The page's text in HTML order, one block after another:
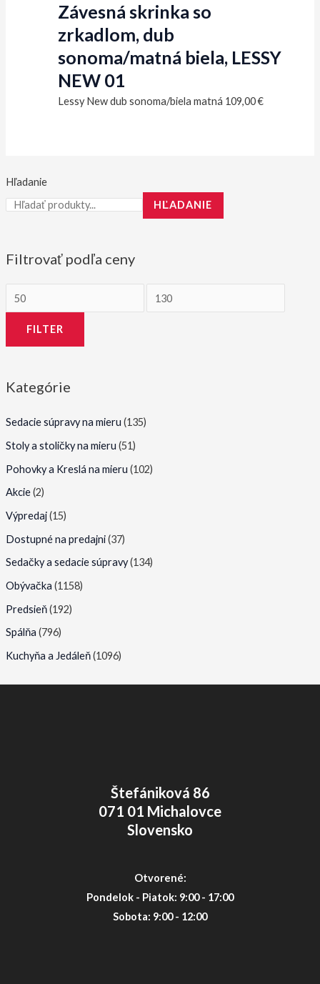
Hľadanie
HĽADANIE
Filtrovať podľa ceny
i
l
n
a
a
l
FILTER
Kategórie
Sedacie súpravy na mieru (135)
Stoly a stoličky na mieru (51)
Pohovky a Kreslá na mieru (102)
Akcie(2)
Výpredaj(15)
Dostupné na predajni(37)
Sedačky a sedacie súpravy(134)
Obývačka (1158)
Predsieň(192)
Spálňa (796)
Kuchyňa a Jedáleň(1096)
Závesná skrinka so
zrkadlom, dub
sonoma/matná biela, LESSY
NEW 01
Lessy New dub sonoma/biela matná 109,00€
Štefániková 86
071 01 Michalovce
Slovensko
Otvorené:
Pondelok - Piatok: 9:00 - 17:00
Sobota: 9:00 - 12:00